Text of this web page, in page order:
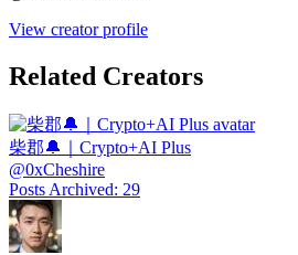
View creator profile
Related Creators
柴郡🔔｜Crypto+AI Plus
@0xCheshire
Posts Archived: 29